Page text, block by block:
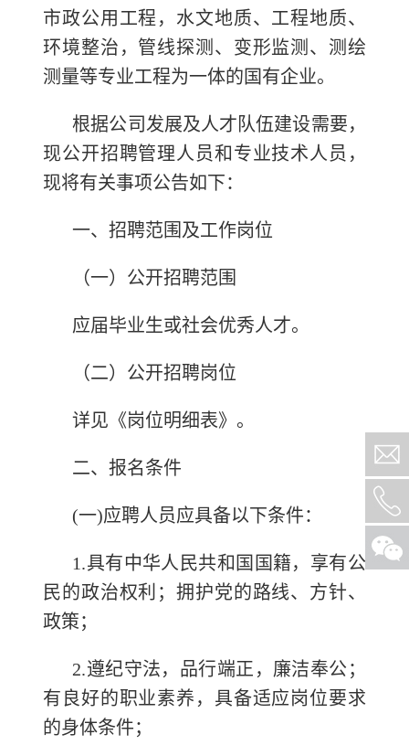
市政公用工程，水文地质、工程地质、
环境整治，管线探测、变形监测、测绘
测量等专业工程为一体的国有企业。
根据公司发展及人才队伍建设需要，
现公开招聘管理人员和专业技术人员，
现将有关事项公告如下：
一、招聘范围及工作岗位
（一）公开招聘范围
应届毕业生或社会优秀人才。
（二）公开招聘岗位
详见《岗位明细表》。
二、报名条件
(一)应聘人员应具备以下条件：
1.具有中华人民共和国国籍，享有公
民的政治权利；拥护党的路线、方针、
政策；
2.遵纪守法，品行端正，廉洁奉公；
有良好的职业素养，具备适应岗位要求
的身体条件；